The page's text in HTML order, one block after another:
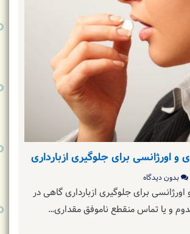
اورژانسی برای جلوگیری ازبارداری
بدون دیدگاه
برای جلوگیری ازبارداری گاهی در
و یا تماس منقطع ناموفق مقداری…